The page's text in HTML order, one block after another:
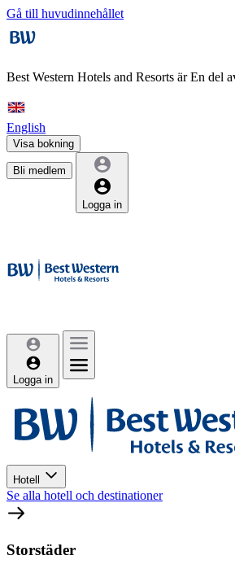
Gå till huvudinnehållet
Best Western Hotels and Resorts ärEn del
English
Visa bokning
Bli medlem
Logga in
Logga in
Hotell
Se alla hotell och destinationer
Storstäder